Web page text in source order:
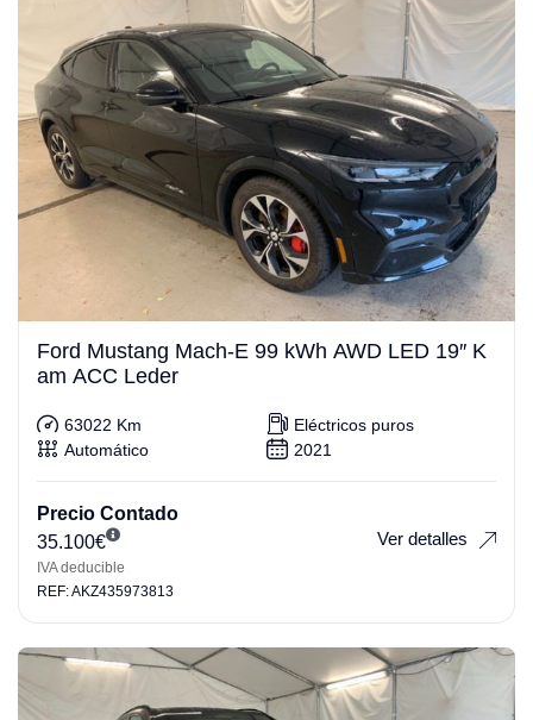
Ford Mustang Mach-E 99 kWh AWD LED 19″ K
am ACC Leder
63022 Km
Eléctricos puros
Automático
2021
Precio Contado
35.100€
IVA deducible
Ver detalles
REF: AKZ435973813